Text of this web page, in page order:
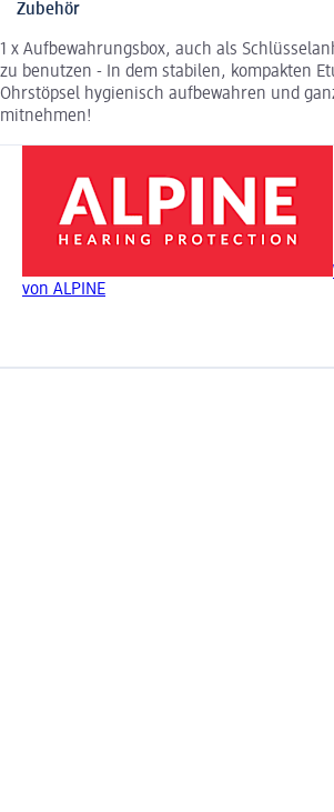
Zubehör
1 x Aufbewahrungsbox, auch als
zu benutzen - In dem stabilen, kompakten
Ohrstöpsel hygienisch aufbewahren und
mitnehmen!
von ALPINE